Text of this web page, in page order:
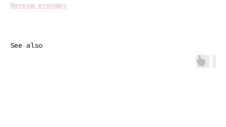
Мягкую игрушку
See also